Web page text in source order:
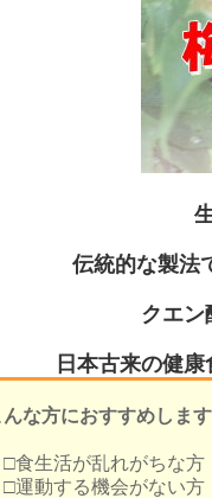
伝統的な製法
クエン
日本古来の健
んな方におすすめしま
食生活が乱れがちな方
運動する機会がない方